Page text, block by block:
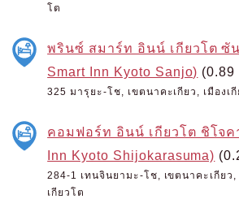
โต
พรินซ์ สมาร์ท อินน์ เกียวโต ซั
Smart Inn Kyoto Sanjo) (0.89
325 มารุยะ-โช, เขตนาคะเกียว, เมืองเ
คอมฟอร์ท อินน์ เกียวโต ชิโจค
Inn Kyoto Shijokarasuma)
284-1 เทนจินยามะ-โช, เขตนาคะเกียว,
เกียวโต